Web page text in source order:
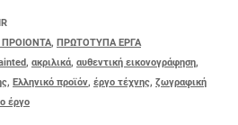
, ΠΡΩΤΟΤΥΠΑ ΕΡΓΑ
, ακριλικά, αυθεντική εικονογράφηση,
, Ελληνικό προϊόν, έργο τέχνης, ζωγραφική
έργο